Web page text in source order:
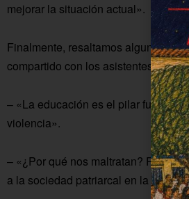
mejorar la situación actual».
Finalmente, resaltamos algunas
compartido con los asistentes:
– «La educación es el pilar
violencia».
– «¿Por qué nos maltratan? Porque
a la sociedad patriarcal en la que